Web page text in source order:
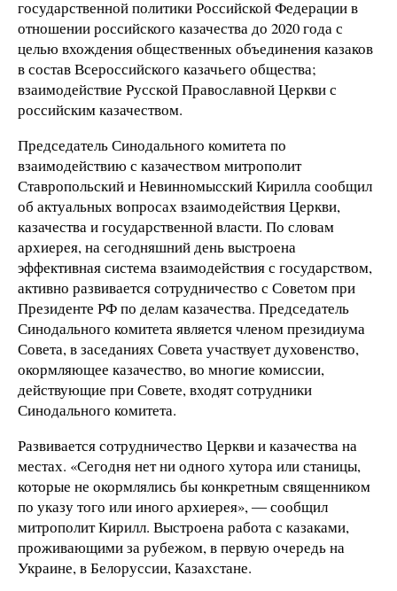
государственной политики Российской Федерации в
отношении российского казачества до 2020 года с
целью вхождения общественных объединения казаков
в состав Всероссийского казачьего общества;
взаимодействие Русской Православной Церкви с
российским казачеством.
Председатель Синодального комитета по
взаимодействию с казачеством митрополит
Ставропольский и Невинномысский Кирилла сообщил
об актуальных вопросах взаимодействия Церкви,
казачества и государственной власти. По словам
архиерея, на сегодняшний день выстроена
эффективная система взаимодействия с государством,
активно развивается сотрудничество с Советом при
Президенте РФ по делам казачества. Председатель
Синодального комитета является членом президиума
Совета, в заседаниях Совета участвует духовенство,
окормляющее казачество, во многие комиссии,
действующие при Совете, входят сотрудники
Синодального комитета.
Развивается сотрудничество Церкви и казачества на
местах. «Сегодня нет ни одного хутора или станицы,
которые не окормлялись бы конкретным священником
по указу того или иного архиерея», ― сообщил
митрополит Кирилл. Выстроена работа с казаками,
проживающими за рубежом, в первую очередь на
Украине, в Белоруссии, Казахстане.